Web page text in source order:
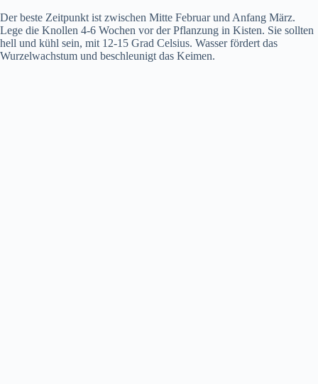
Der beste Zeitpunkt ist zwischen Mitte Februar und Anfang März.
Lege die Knollen 4-6 Wochen vor der Pflanzung in Kisten. Sie sollten
hell und kühl sein, mit 12-15 Grad Celsius. Wasser fördert das
Wurzelwachstum und beschleunigt das Keimen.